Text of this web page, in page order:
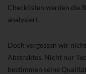
Checklisten werden die
analysiert.
Doch vergessen wir
Abstraktes. Nicht nur
bestimmen seine